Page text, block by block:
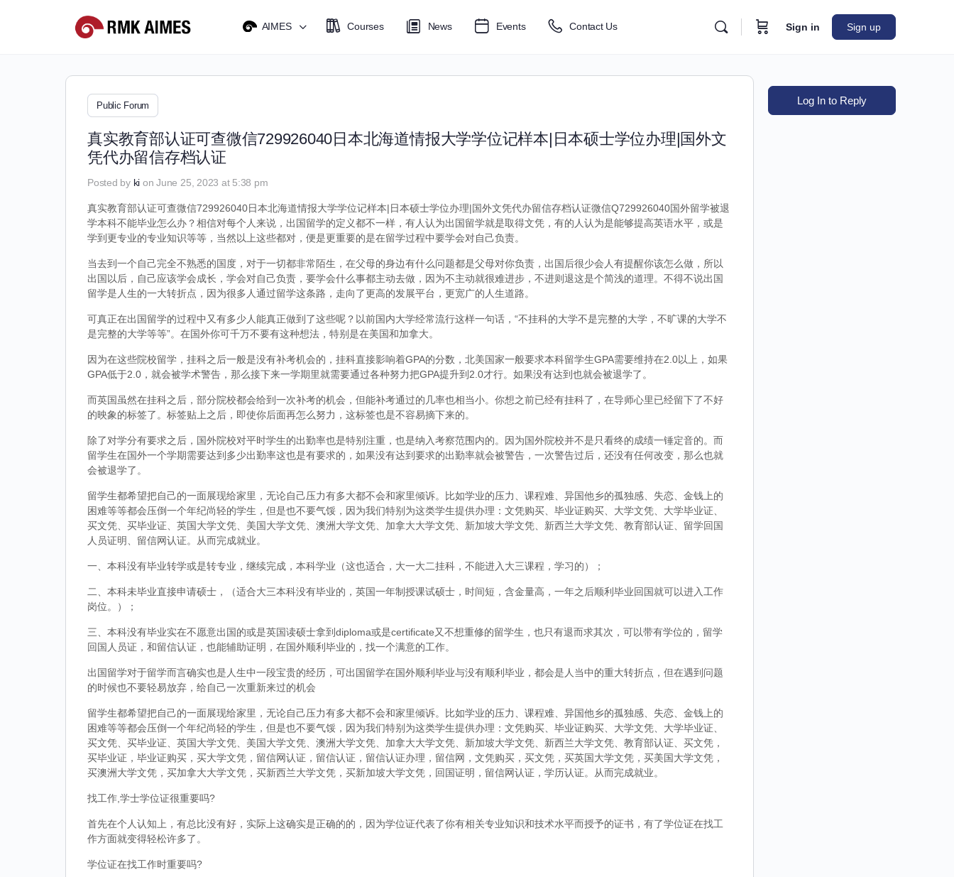
AIMES Courses News Events Contact Us Sign in Sign up
Public Forum
真实教育部认证可查微信729926040日本北海道情报大学学位记样本|日本硕士学位办理|国外文
凭代办留信存档认证
Posted by ki on June 25, 2023 at 5:38 pm
真实教育部认证可查微信729926040日本北海道情报大学学位记样本|日本硕士学位办理|国外文凭代办留信存档认证微信Q729926040国外留学被退
学本科不能毕业怎么办？相信对每个人来说，出国留学的定义都不一样，有人认为出国留学就是取得文凭，有的人认为是能够提高英语水平，或是
学到更专业的专业知识等等，当然以上这些都对，便是更重要的是在留学过程中要学会对自己负责。
当去到一个自己完全不熟悉的国度，对于一切都非常陌生，在父母的身边有什么问题都是父母对你负责，出国后很少会人有提醒你该怎么做，所以
出国以后，自己应该学会成长，学会对自己负责，要学会什么事都主动去做，因为不主动就很难进步，不进则退这是个简浅的道理。不得不说出国
留学是人生的一大转折点，因为很多人通过留学这条路，走向了更高的发展平台，更宽广的人生道路。
可真正在出国留学的过程中又有多少人能真正做到了这些呢？以前国内大学经常流行这样一句话，“不挂科的大学不是完整的大学，不旷课的大学不
是完整的大学等等”。在国外你可千万不要有这种想法，特别是在美国和加拿大。
因为在这些院校留学，挂科之后一般是没有补考机会的，挂科直接影响着GPA的分数，北美国家一般要求本科留学生GPA需要维持在2.0以上，如果
GPA低于2.0，就会被学术警告，那么接下来一学期里就需要通过各种努力把GPA提升到2.0才行。如果没有达到也就会被退学了。
而英国虽然在挂科之后，部分院校都会给到一次补考的机会，但能补考通过的几率也相当小。你想之前已经有挂科了，在导师心里已经留下了不好
的映象的标签了。标签贴上之后，即使你后面再怎么努力，这标签也是不容易摘下来的。
除了对学分有要求之后，国外院校对平时学生的出勤率也是特别注重，也是纳入考察范围内的。因为国外院校并不是只看终的成绩一锤定音的。而
留学生在国外一个学期需要达到多少出勤率这也是有要求的，如果没有达到要求的出勤率就会被警告，一次警告过后，还没有任何改变，那么也就
会被退学了。
留学生都希望把自己的一面展现给家里，无论自己压力有多大都不会和家里倾诉。比如学业的压力、课程难、异国他乡的孤独感、失恋、金钱上的
困难等等都会压倒一个年纪尚轻的学生，但是也不要气馁，因为我们特别为这类学生提供办理：文凭购买、毕业证购买、大学文凭、大学毕业证、
买文凭、买毕业证、英国大学文凭、美国大学文凭、澳洲大学文凭、加拿大大学文凭、新加坡大学文凭、新西兰大学文凭、教育部认证、留学回国
人员证明、留信网认证。从而完成就业。
一、本科没有毕业转学或是转专业，继续完成，本科学业（这也适合，大一大二挂科，不能进入大三课程，学习的）；
二、本科未毕业直接申请硕士，（适合大三本科没有毕业的，英国一年制授课试硕士，时间短，含金量高，一年之后顺利毕业回国就可以进入工作
岗位。）；
三、本科没有毕业实在不愿意出国的或是英国读硕士拿到diploma或是certificate又不想重修的留学生，也只有退而求其次，可以带有学位的，留学
回国人员证，和留信认证，也能辅助证明，在国外顺利毕业的，找一个满意的工作。
出国留学对于留学而言确实也是人生中一段宝贵的经历，可出国留学在国外顺利毕业与没有顺利毕业，都会是人当中的重大转折点，但在遇到问题
的时候也不要轻易放弃，给自己一次重新来过的机会
留学生都希望把自己的一面展现给家里，无论自己压力有多大都不会和家里倾诉。比如学业的压力、课程难、异国他乡的孤独感、失恋、金钱上的
困难等等都会压倒一个年纪尚轻的学生，但是也不要气馁，因为我们特别为这类学生提供办理：文凭购买、毕业证购买、大学文凭、大学毕业证、
买文凭、买毕业证、英国大学文凭、美国大学文凭、澳洲大学文凭、加拿大大学文凭、新加坡大学文凭、新西兰大学文凭、教育部认证、买文凭，
买毕业证，毕业证购买，买大学文凭，留信网认证，留信认证，留信认证办理，留信网，文凭购买，买文凭，买英国大学文凭，买美国大学文凭，
买澳洲大学文凭，买加拿大大学文凭，买新西兰大学文凭，买新加坡大学文凭，回国证明，留信网认证，学历认证。从而完成就业。
找工作,学士学位证很重要吗?
首先在个人认知上，有总比没有好，实际上这确实是正确的的，因为学位证代表了你有相关专业知识和技术水平而授予的证书，有了学位证在找工
作方面就变得轻松许多了。
学位证在找工作时重要吗?
Log In to Reply